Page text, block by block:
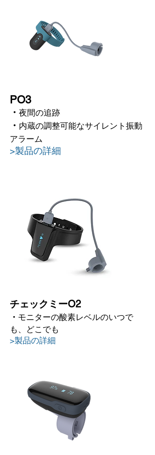
PO3
・ 夜間の追跡
・ 内蔵の調整可能なサイレント振動
アラーム
>製品の詳細
チェックミーO2
・ モニターの酸素レベルのいつで
も、どこでも
>製品の詳細